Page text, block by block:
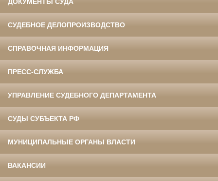
СУДЕБНОЕ ДЕЛОПРОИЗВОДСТВО
СПРАВОЧНАЯ ИНФОРМАЦИЯ
ПРЕСС-СЛУЖБА
УПРАВЛЕНИЕ СУДЕБНОГО ДЕПАРТАМЕНТА
СУДЫ СУБЪЕКТА РФ
МУНИЦИПАЛЬНЫЕ ОРГАНЫ ВЛАСТИ
ВАКАНСИИ